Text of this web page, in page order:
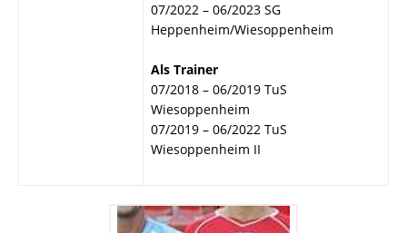
07/2022 – 06/2023 SG
Heppenheim/Wiesoppenheim
Als Trainer
07/2018 – 06/2019 TuS
Wiesoppenheim
07/2019 – 06/2022 TuS
Wiesoppenheim II